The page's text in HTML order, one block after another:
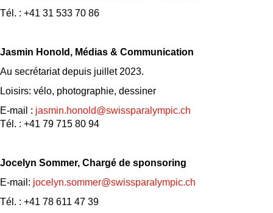
Tél. : +41 31 533 70 86
Jasmin Honold, Médias & Communication
Au secrétariat depuis juillet 2023.
Loisirs: vélo, photographie, dessiner
E-mail : jasmin.honold@swissparalympic.ch
Tél. : +41 79 715 80 94
Jocelyn Sommer, Chargé de sponsoring
E-mail: jocelyn.sommer@swissparalympic.ch
Tél. : +41 78 611 47 39